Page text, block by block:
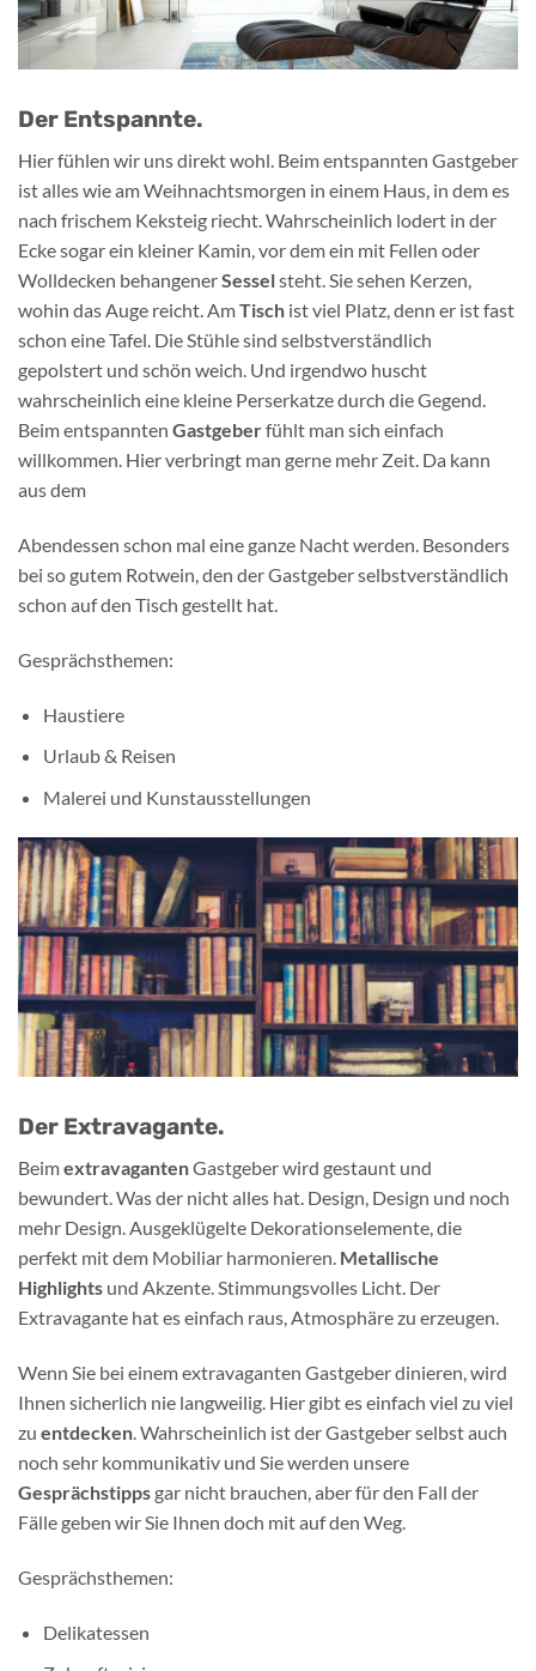
Der Entspannte.
Hier fühlen wir uns direkt wohl. Beim entspannten Gastgeber
ist alles wie am Weihnachtsmorgen in einem Haus, in dem es
nach frischem Keksteig riecht. Wahrscheinlich lodert in der
Ecke sogar ein kleiner Kamin, vor dem ein mit Fellen oder
Wolldecken behangenerSesselsteht. Sie sehen Kerzen,
wohin das Auge reicht. AmTisch ist viel Platz, denn er ist fast
schon eine Tafel. Die Stühle sind selbstverständlich
gepolstert und schön weich. Und irgendwo huscht
wahrscheinlich eine kleine Perserkatze durch die Gegend.
Beim entspannten Gastgeberfühlt man sich einfach
willkommen. Hier verbringt man gerne mehr Zeit. Da kann
aus dem
Abendessen schon mal eine ganze Nacht werden. Besonders
bei so gutem Rotwein, den der Gastgeber selbstverständlich
schon auf den Tisch gestellt hat.
Gesprächsthemen:
Haustiere
Urlaub & Reisen
Malerei und Kunstausstellungen
Der Extravagante.
BeimextravagantenGastgeber wird gestaunt und
bewundert. Was der nicht alles hat. Design, Design und noch
mehr Design. Ausgeklügelte Dekorationselemente, die
perfekt mit dem Mobiliar harmonieren. Metallische
Highlights und Akzente. Stimmungsvolles Licht. Der
Extravagante hat es einfach raus, Atmosphäre zu erzeugen.
Wenn Sie bei einem extravaganten Gastgeber dinieren, wird
Ihnen sicherlich nie langweilig. Hier gibt es einfach viel zu viel
zu entdecken. Wahrscheinlich ist der Gastgeber selbst auch
noch sehr kommunikativ und Sie werden unsere
Gesprächstipps gar nicht brauchen, aber für den Fall der
Fälle geben wir Sie Ihnen doch mit auf den Weg.
Gesprächsthemen:
Delikatessen